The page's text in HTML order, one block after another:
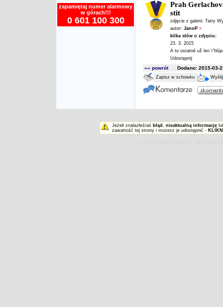
zapamiętaj numer alarmowy
w górach!!!
0 601 100 300
Prah
stit
zdjęcie z galerii: Tatry
autor: JanoP »
kilka słów o zdjęciu:
23. 3. 2015
A to ostatné už len
Udostępnij
«« powrótDodano: 2015-03-
Zapisz w schowku
Jeżeli znalazłeś/aś błąd , nieaktualną informację
zawartość tej strony i możesz je udostępnić -